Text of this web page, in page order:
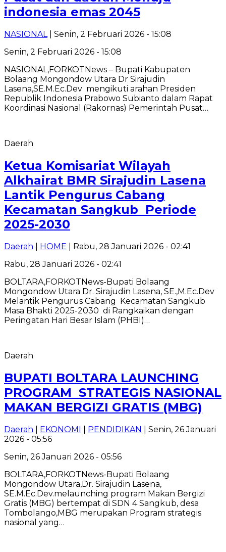
indonesia emas 2045
NASIONAL| Senin, 2 Februari 2026 - 15:08
Senin, 2 Februari 2026 - 15:08
NASIONAL,FORKOTNews – Bupati Kabupaten
Bolaang Mongondow Utara Dr Sirajudin
Lasena,SE.M.Ec.Dev mengikuti arahan Presiden
Republik Indonesia Prabowo Subianto dalam Rapat
Koordinasi Nasional (Rakornas) Pemerintah Pusat…
Daerah
Ketua Komisariat Wilayah
Alkhairat BMR Sirajudin Lasena
Lantik Pengurus Cabang
Kecamatan Sangkub Periode
2025-2030
Daerah HOME | Rabu, 28 Januari 2026 - 02:41
Rabu, 28 Januari 2026 - 02:41
BOLTARA,FORKOTNews-Bupati Bolaang
Mongondow Utara Dr. Sirajudin Lasena, SE.,M.Ec.Dev
Melantik Pengurus Cabang Kecamatan Sangkub
Masa Bhakti 2025-2030 di Rangkaikan dengan
Peringatan Hari Besar Islam (PHBI)…
Daerah
‎BUPATI BOLTARA LAUNCHING
PROGRAM STRATEGIS NASIONAL
MAKAN BERGIZI GRATIS (MBG)
Daerah EKONOMI PENDIDIKAN
| Senin, 26 Januari
2026 - 05:56
Senin, 26 Januari 2026 - 05:56
BOLTARA,FORKOTNews-Bupati Bolaang
Mongondow Utara,Dr. Sirajudin Lasena,
SE.M.Ec.Dev.melaunching program Makan Bergizi
Gratis (MBG) bertempat di SDN 4 Sangkub, desa
Tombolango,MBG merupakan Program strategis
nasional yang…